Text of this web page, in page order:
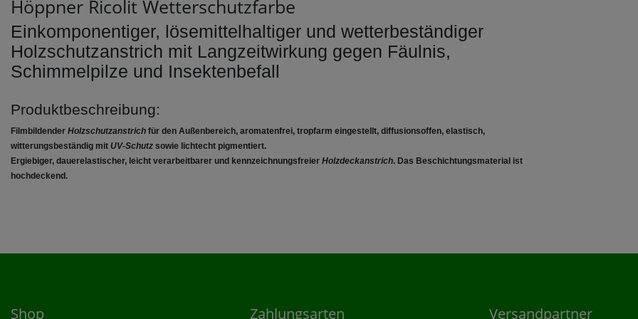
Höppner Ricolit Wetterschutzfarbe
Einkomponentiger, lösemittelhaltiger und wetterbeständiger
Holzschutzanstrich mit Langzeitwirkung gegen Fäulnis,
Schimmelpilze und Insektenbefall
Produktbeschreibung:
Filmbildender Holzschutzanstrich für den Außenbereich, aromatenfrei, tropfarm eingestellt, diffusionsoffen, elastisch,
witterungsbeständig mit UV-Schutz sowie lichtecht pigmentiert.
Ergiebiger, dauerelastischer, leicht verarbeitbarer und kennzeichnungsfreier Holzdeckanstrich. Das Beschichtungsmaterial ist
hochdeckend.
Shop Zahlungsarten Versandpartner